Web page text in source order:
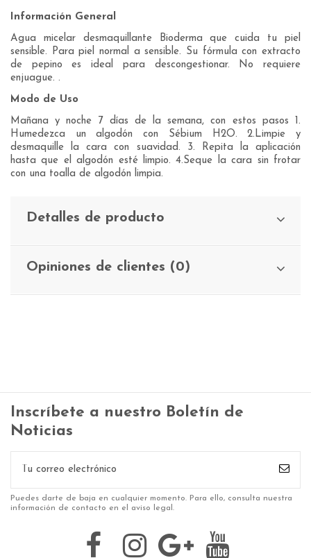
Información General
Agua micelar desmaquillante Bioderma que cuida tu piel
sensible. Para piel normal a sensible. Su fórmula con extracto
de pepino es ideal para descongestionar. No requiere
enjuague. .
Modo de Uso
Mañana y noche 7 días de la semana, con estos pasos 1.
Humedezca un algodón con Sébium H2O. 2.Limpie y
desmaquille la cara con suavidad. 3. Repita la aplicación
hasta que el algodón esté limpio. 4.Seque la cara sin frotar
con una toalla de algodón limpia.
Detalles de producto
Opiniones de clientes (0)
Inscríbete a nuestro Boletín de
Noticias
Puedes darte de baja en cualquier momento. Para ello, consulta nuestra
información de contacto en el aviso legal.